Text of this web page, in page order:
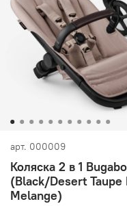
арт. 000009
Коляска 2 в 1
(Black/Desert
Melange)